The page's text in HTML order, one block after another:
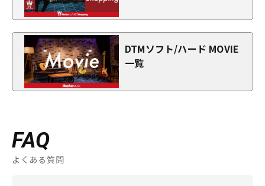
DTMソフト/ハード MOVIE
一覧
FAQ
よくある質問